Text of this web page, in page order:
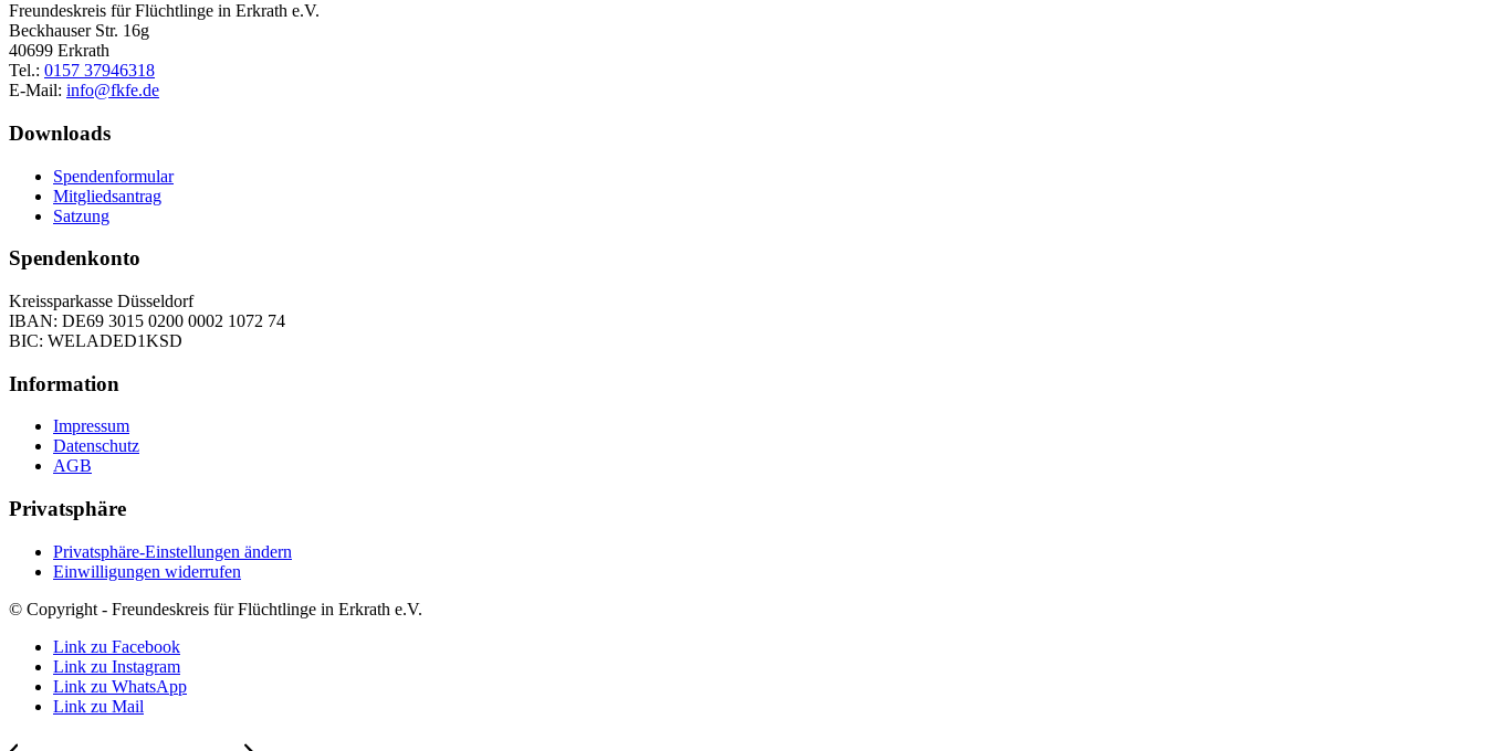
Freundeskreis für Flüchtlinge in Erkrath e.V.
Beckhauser Str. 16g
40699 Erkrath
Tel.: 0157 37946318
E-Mail: info@fkfe.de
Downloads
Spendenformular
Mitgliedsantrag
Satzung
Spendenkonto
Kreissparkasse Düsseldorf
IBAN: DE69 3015 0200 0002 1072 74
BIC: WELADED1KSD
Information
Impressum
Datenschutz
AGB
Privatsphäre
Privatsphäre-Einstellungen ändern
Einwilligungen widerrufen
© Copyright - Freundeskreis für Flüchtlinge in Erkrath e.V.
Link zu Facebook
Link zu Instagram
Link zu WhatsApp
Link zu Mail